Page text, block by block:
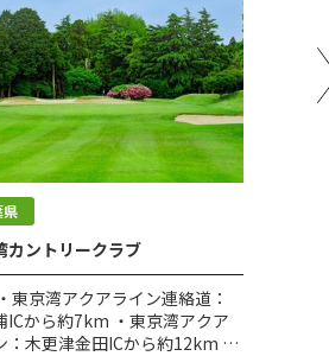
県
カントリークラブ
東京湾アクアライン連絡道：
ICから約7km ・東京湾アクア
：木更津金田ICから約12km ・